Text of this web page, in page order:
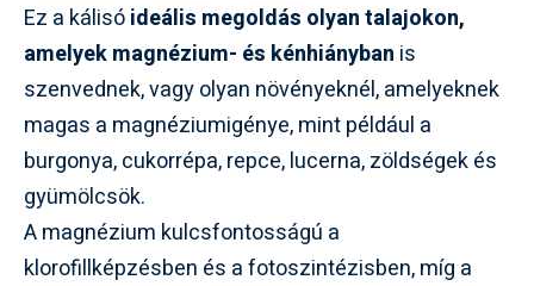
Ez a kálisóideális megoldás olyan talajokon,
amelyek magnézium- és kénhiányban is
szenvednek, vagy olyan növényeknél, amelyeknek
magas a magnéziumigénye, mint például a
burgonya, cukorrépa, repce, lucerna, zöldségek és
gyümölcsök.
A magnézium kulcsfontosságú a
klorofillképzésben és a fotoszintézisben, míg a